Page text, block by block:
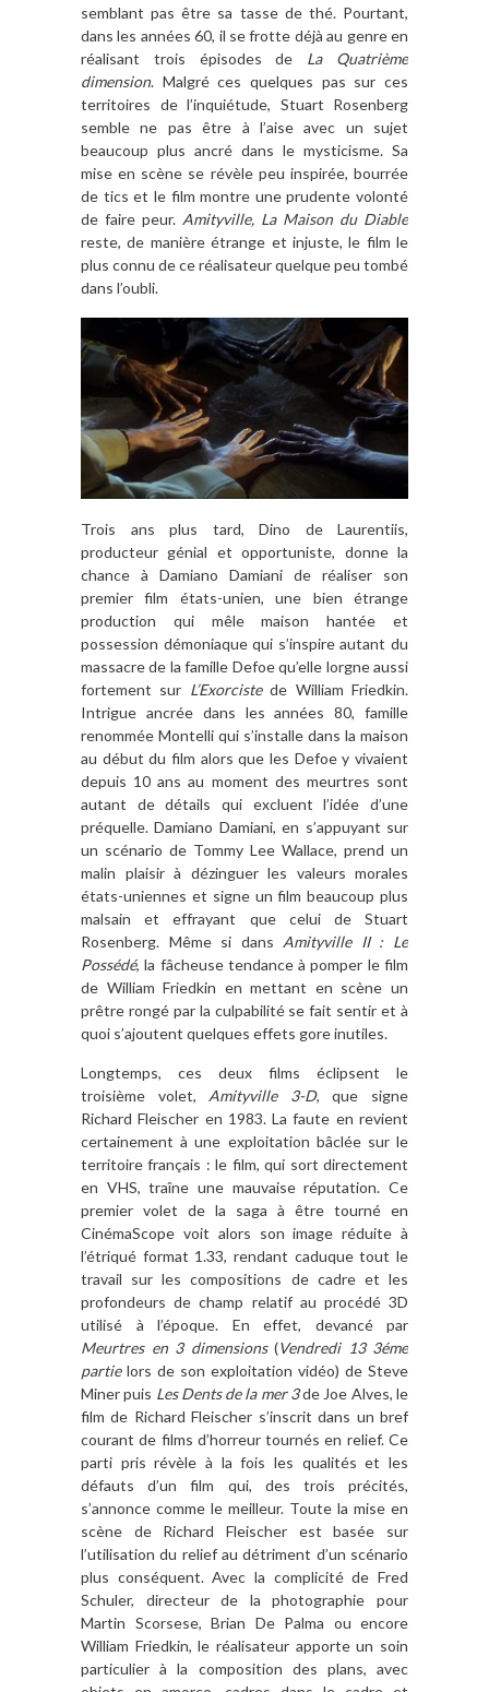
semblant pas être sa tasse de thé. Pourtant,
dans les années 60, il se frotte déjà au genre en
réalisant trois épisodes de La Quatrième
dimension. Malgré ces quelques pas sur ces
territoires de l’inquiétude, Stuart Rosenberg
semble ne pas être à l’aise avec un sujet
beaucoup plus ancré dans le mysticisme. Sa
mise en scène se révèle peu inspirée, bourrée
de tics et le film montre une prudente volonté
de faire peur. Amityville, La Maison du Diable
reste, de manière étrange et injuste, le film le
plus connu de ce réalisateur quelque peu tombé
dans l’oubli.
Trois ans plus tard, Dino de Laurentiis,
producteur génial et opportuniste, donne la
chance à Damiano Damiani de réaliser son
premier film états-unien, une bien étrange
production qui mêle maison hantée et
possession démoniaque qui s’inspire autant du
massacre de la famille Defoe qu’elle lorgne aussi
fortement sur L’Exorcistede William Friedkin.
Intrigue ancrée dans les années 80, famille
renommée Montelli qui s’installe dans la maison
au début du film alors que les Defoe y vivaient
depuis 10 ans au moment des meurtres sont
autant de détails qui excluent l’idée d’une
préquelle. Damiano Damiani, en s’appuyant sur
un scénario de Tommy Lee Wallace, prend un
malin plaisir à dézinguer les valeurs morales
états-uniennes et signe un film beaucoup plus
malsain et effrayant que celui de Stuart
Rosenberg. Même si dans Amityville II : Le
Possédé, la fâcheuse tendance à pomper le film
de William Friedkin en mettant en scène un
prêtre rongé par la culpabilité se fait sentir et à
quoi s’ajoutent quelques effets gore inutiles.
Longtemps, ces deux films éclipsent le
troisième volet, Amityville 3-D, que signe
Richard Fleischer en 1983. La faute en revient
certainement à une exploitation bâclée sur le
territoire français : le film, qui sort directement
en VHS, traîne une mauvaise réputation. Ce
premier volet de la saga à être tourné en
CinémaScope voit alors son image réduite à
l’étriqué format 1.33, rendant caduque tout le
travail sur les compositions de cadre et les
profondeurs de champ relatif au procédé 3D
utilisé à l’époque. En effet, devancé par
Meurtres en 3 dimensions(Vendredi 13 3éme
partielors de son exploitation vidéo) de Steve
Miner puis Les Dents de la mer 3de Joe Alves, le
film de Richard Fleischer s’inscrit dans un bref
courant de films d’horreur tournés en relief. Ce
parti pris révèle à la fois les qualités et les
défauts d’un film qui, des trois précités,
s’annonce comme le meilleur. Toute la mise en
scène de Richard Fleischer est basée sur
l’utilisation du relief au détriment d’un scénario
plus conséquent. Avec la complicité de Fred
Schuler, directeur de la photographie pour
Martin Scorsese, Brian De Palma ou encore
William Friedkin, le réalisateur apporte un soin
particulier à la composition des plans, avec